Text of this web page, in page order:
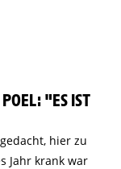
"ES IST
hier zu
Jahr krank war